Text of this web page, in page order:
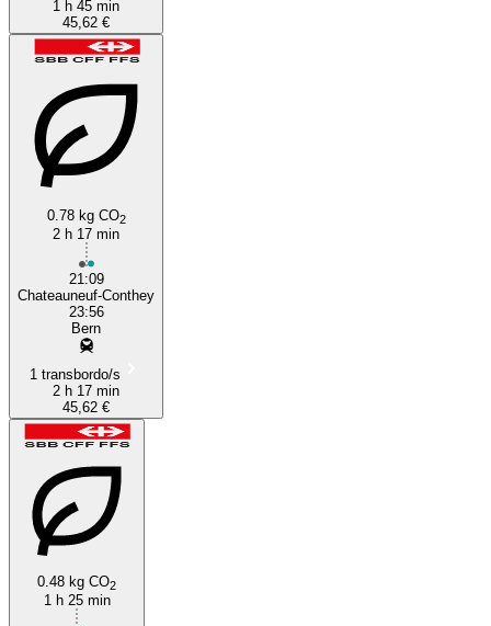
1 h 45 min
45,62 €
0.78 kg CO2
2 h 17 min
21:09
Chateauneuf-Conthey
23:56
Bern
1 transbordo/s
2 h 17 min
45,62 €
0.48 kg CO2
1 h 25 min